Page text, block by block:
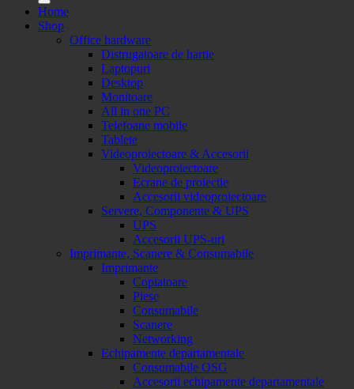
Home
Shop
Office hardware
Distrugatoare de hartie
Laptopuri
Desktop
Monitoare
All in one PC
Telefoane mobile
Tablete
Videoproiectoare & Accesorii
Videoproiectoare
Ecrane de proiectie
Accesorii videoproiectoare
Servere, Componente & UPS
UPS
Accesorii UPS-uri
Imprimante, Scanere & Consumabile
Imprimante
Copiatoare
Piese
Consumabile
Scanere
Networking
Echipamente departamentale
Consumabile OSG
Accesorii echipamente departamentale